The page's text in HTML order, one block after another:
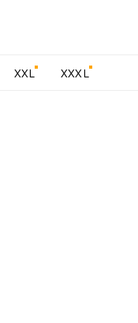
XXL XXXL